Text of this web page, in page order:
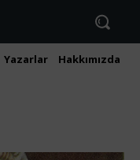
Yazarlar Hakkımızda